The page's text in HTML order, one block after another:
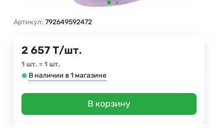
Артикул: 792649592472
2 657 Т/шт.
1 шт. = 1 шт.
В наличии в 1 магазине
В корзину